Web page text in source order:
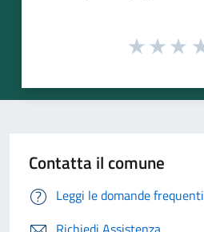
Contatta il comune
Leggi le domande frequenti